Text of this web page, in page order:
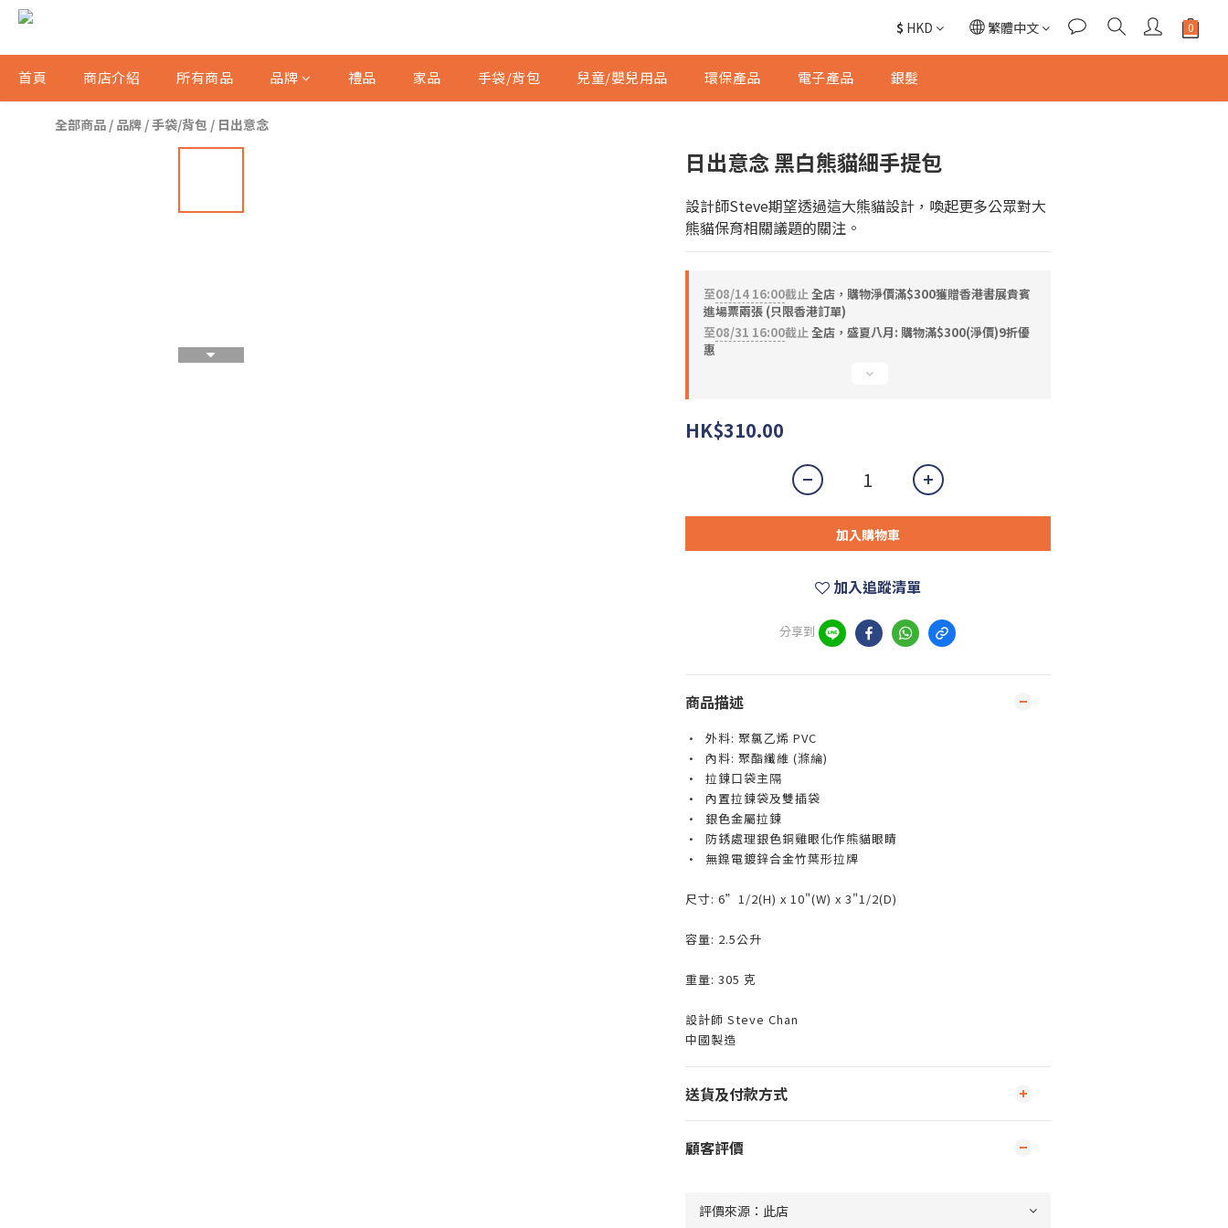
$ HKD 繁體中文
首頁 商店介紹 所有商品 品牌 禮品 家品 手袋/背包 兒童/嬰兒用品 環保產品 電子產品 銀髮
全部商品 / 品牌 /手袋/背包 / 日出意念
日出意念 黑白熊貓細手提包
設計師Steve期望透過這大熊貓設計，喚起更多公眾對大
熊貓保育相關議題的關注。
至08/14 16:00截止全店，購物淨價滿$300獲贈香港書展貴賓
進場票兩張 (只限香港訂單)
至08/31 16:00截止全店，盛夏八月: 購物滿$300(淨價)9折優
惠
HK$310.00
加入購物車
加入追蹤清單
分享到
商品描述
• 外料: 聚氯乙烯 PVC
• 內料: 聚酯纖維 (滌綸)
• 拉鍊口袋主隔
• 內置拉鍊袋及雙插袋
• 銀色金屬拉鍊
• 防銹處理銀色銅雞眼化作熊貓眼睛
• 無鎳電鍍鋅合金竹葉形拉牌
尺寸: 6”1/2(H) x 10"(W) x 3"1/2(D)
容量: 2.5公升
重量: 305 克
設計師 Steve Chan
中國製造
送貨及付款方式
顧客評價